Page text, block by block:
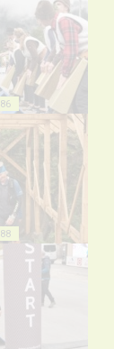
86
88